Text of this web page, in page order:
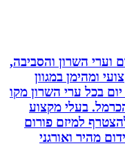
השרון והסביבה,
במגוון
ערי השרון מקו
בעלי מקצוע
למיזם פורום
ואורגני